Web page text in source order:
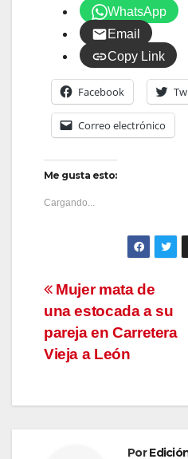
WhatsApp
Email
Copy Link
Facebook
Correo electrónico
Me gusta esto:
Cargando...
Navegación
de
entradas
Mujer mata de
una estocada a su
pareja en Carretera
Vieja a León
Por